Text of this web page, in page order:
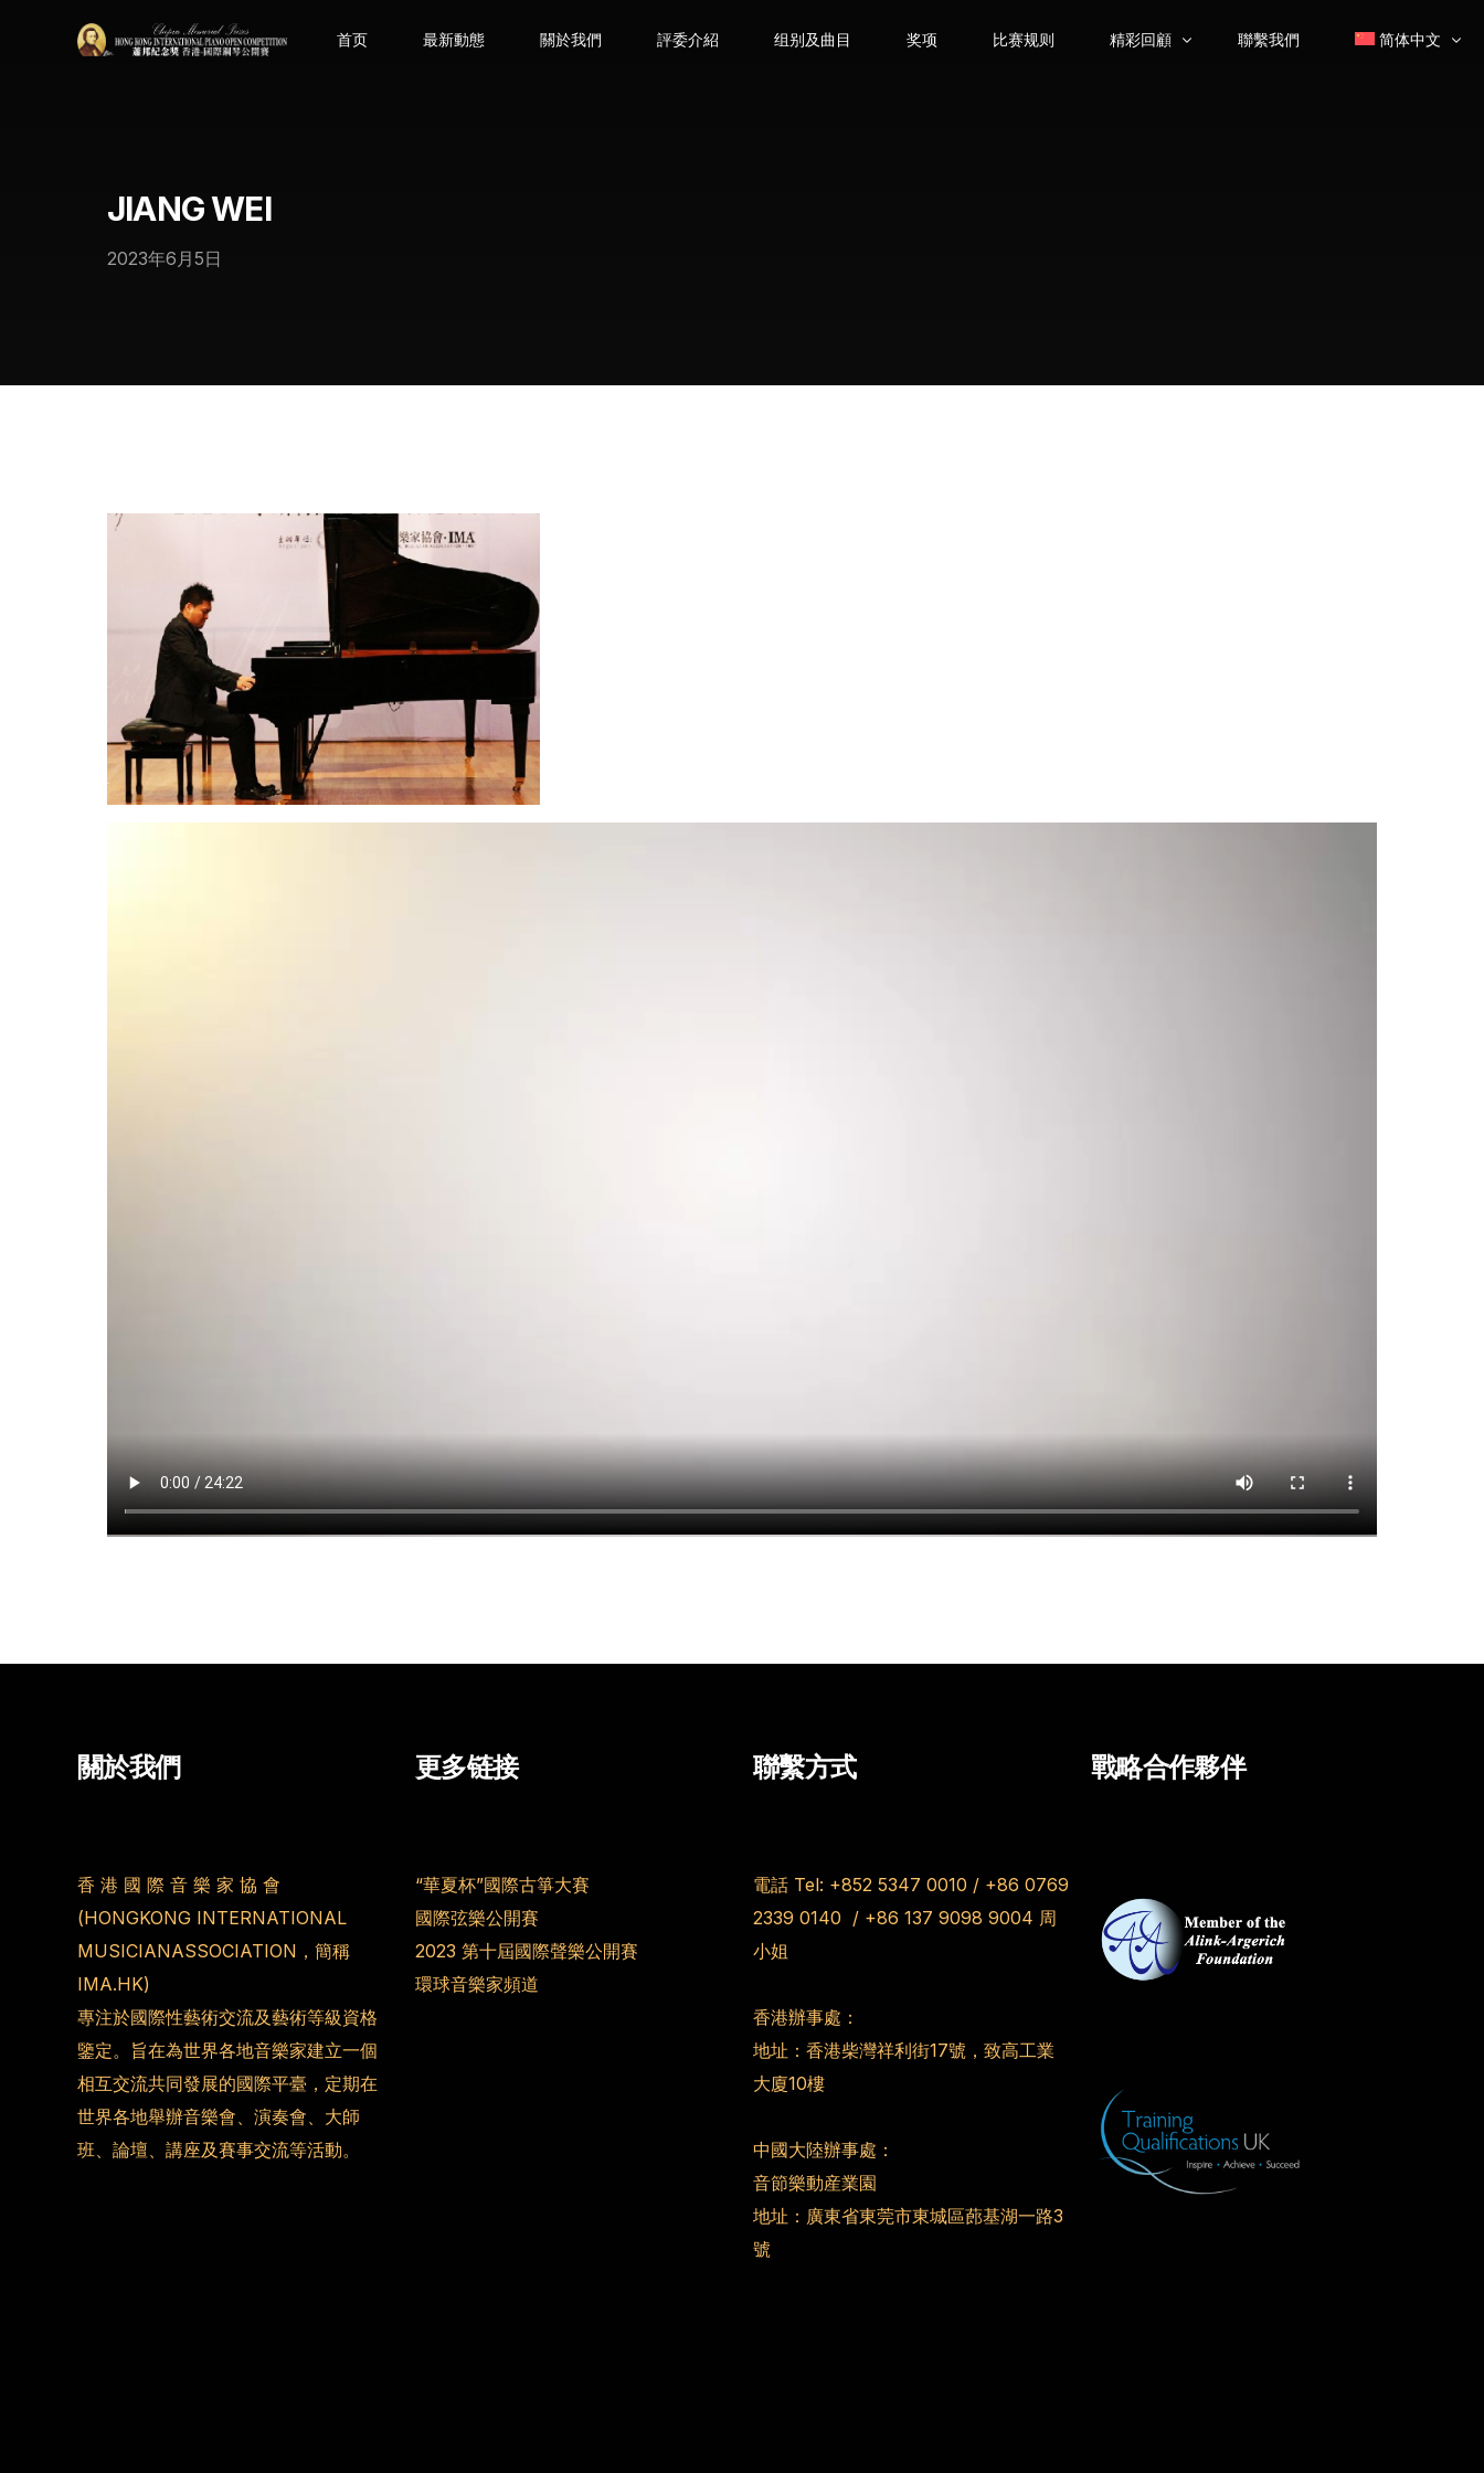
首页 最新動態 關於我們 評委介紹 组别及曲目 奖项 比赛规则 精彩回顧 聯繫我們 简体中文
JIANG WEI
2023年6月5日
關於我們
香 港 國 際 音 樂 家 協 會
(HONGKONG INTERNATIONAL
MUSICIANASSOCIATION，簡稱
IMA.HK)
專注於國際性藝術交流及藝術等級資格
鑒定。旨在為世界各地音樂家建立一個
相互交流共同發展的國際平臺，定期在
世界各地舉辦音樂會、演奏會、大師
班、論壇、講座及賽事交流等活動。
更多链接
“華夏杯”國際古箏大賽
國際弦樂公開賽
2023 第十屆國際聲樂公開賽
環球音樂家頻道
聯繫方式
電話 Tel: +852 5347 0010 / +86 0769
2339 0140 / +86 137 9098 9004 周
小姐
香港辦事處：
地址：香港柴灣祥利街17號，致高工業
大廈10樓
中國大陸辦事處：
音節樂動産業園
地址：廣東省東莞市東城區蓢基湖一路3
號
戰略合作夥伴